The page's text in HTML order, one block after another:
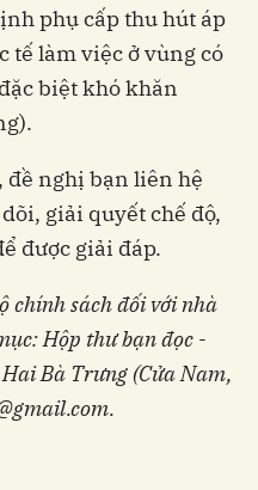
phụ cấp thu hút áp
tế làm việc ở vùng có
biệt khó khăn
đề nghị bạn liên hệ
giải quyết chế độ,
được giải đáp.
chính sách đối với nhà
Hộp thư bạn đọc -
Bà Trưng (Cửa Nam,